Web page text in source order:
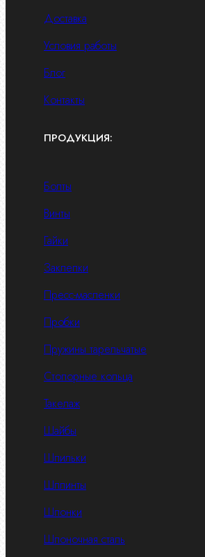
Доставка
Условия работы
Блог
Контакты
ПРОДУКЦИЯ:
Болты
Винты
Гайки
Заклепки
Пресс-масленки
Пробки
Пружины тарельчатые
Стопорные кольца
Такелаж
Шайбы
Шпильки
Шплинты
Шпонки
Шпоночная сталь